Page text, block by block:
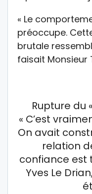
« Le
préoccupe.
brutale
faisait Monsieur
Rupture du
« C’est
On avait
relation
confiance est
Yves Le